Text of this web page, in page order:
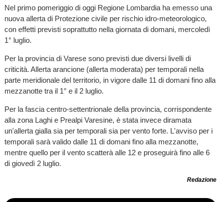
Nel primo pomeriggio di oggi Regione Lombardia ha emesso una
nuova allerta di Protezione civile per rischio idro-meteorologico,
con effetti previsti soprattutto nella giornata di domani, mercoledì
1° luglio.
Per la provincia di Varese sono previsti due diversi livelli di
criticità. Allerta arancione (allerta moderata) per temporali nella
parte meridionale del territorio, in vigore dalle 11 di domani fino alla
mezzanotte tra il 1° e il 2 luglio.
Per la fascia centro-settentrionale della provincia, corrispondente
alla zona Laghi e Prealpi Varesine, è stata invece diramata
un'allerta gialla sia per temporali sia per vento forte. L'avviso per i
temporali sarà valido dalle 11 di domani fino alla mezzanotte,
mentre quello per il vento scatterà alle 12 e proseguirà fino alle 6
di giovedì 2 luglio.
Redazione